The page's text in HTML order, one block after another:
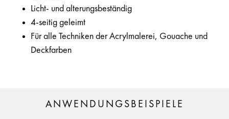
Licht- und alterungsbeständig
4-seitig geleimt
Für alle Techniken der Acrylmalerei, Gouache und
Deckfarben
ANWENDUNGSBEISPIELE